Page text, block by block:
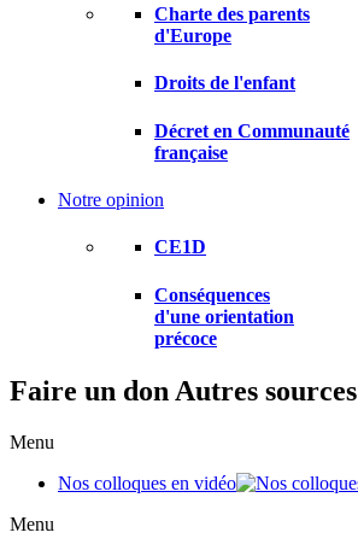
Charte des parents
d'Europe
Droits de l'enfant
Décret en Communauté
française
Notre opinion
CE1D
Conséquences
d'une orientation
précoce
Faire un don Autres sources
Menu
Nos colloques en vidéo
Menu